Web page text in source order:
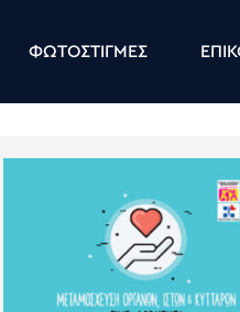
ΦΩΤΟΣΤΙΓΜΕΣ